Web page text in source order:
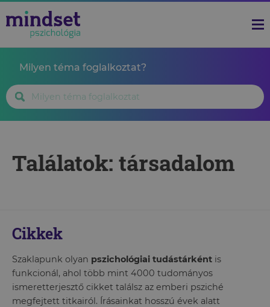
Milyen téma foglalkoztat?
Találatok: társadalom
Cikkek
Szaklapunk olyan pszichológiai tudástárként is
funkcionál, ahol több mint 4000 tudományos
ismeretterjesztő cikket találsz az emberi psziché
megfejtett titkairól. Írásainkat hosszú évek alatt